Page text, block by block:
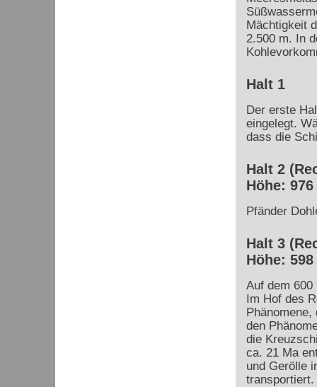
Mächtigkeit
2.500 m. In
Halt 1
Der erste
eingelegt.
dass die
Halt 2
Höhe:
Pfänder
Halt 3
Höhe:
Auf dem 600
Im Hof des
den
die
ca. 21 Ma
und Gerölle
transportiert.